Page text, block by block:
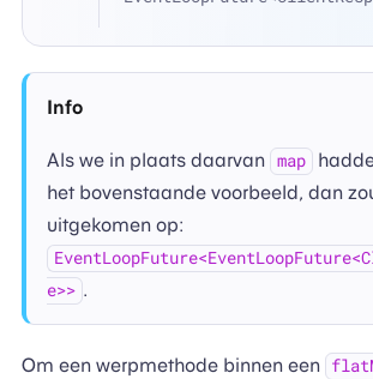
Info
Als we in plaats daarvan map
het bovenstaande voorbeeld, dan
uitgekomen op:
e>> .
Om een werpmethode binnen een